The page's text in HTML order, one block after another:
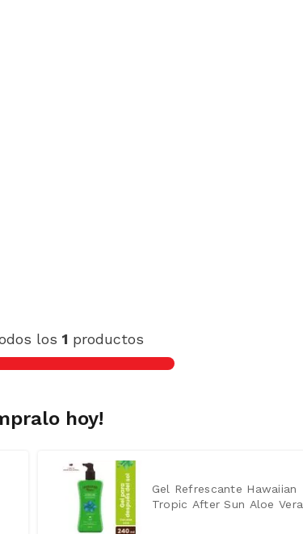
los1 productos
hoy!
Gel Refrescante Hawaiian
Tropic After Sun Aloe Vera